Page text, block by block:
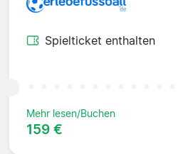
Spielticket enthalten
Mehr lesen/Buchen
159 €